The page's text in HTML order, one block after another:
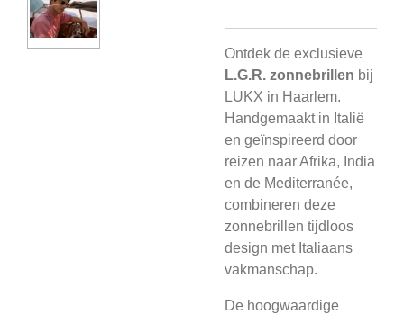
Ontdek de exclusieve
L.G.R. zonnebrillen bij
LUKX in Haarlem.
Handgemaakt in Italië
en geïnspireerd door
reizen naar Afrika, India
en de Mediterranée,
combineren deze
zonnebrillen tijdloos
design met Italiaans
vakmanschap.
De hoogwaardige